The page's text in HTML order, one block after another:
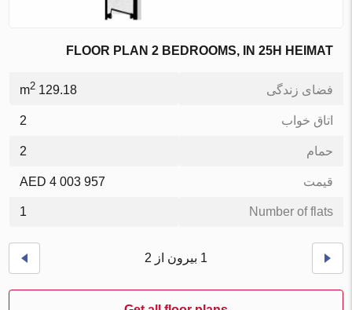
FLOOR PLAN 2 BEDROOMS, IN 25H HEIMAT
فضای زندگی 129.18 m
2
اتاق خواب 2
حمام 2
قیمت 4 003 957 AED
Number of flats
1
1 بیرون از 2